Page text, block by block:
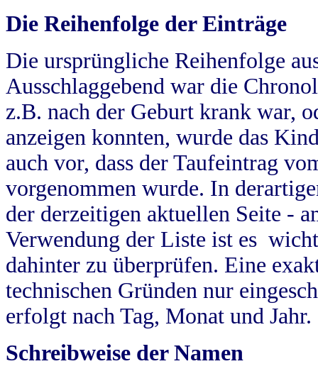
Die Reihenfolge der Einträge
Die ursprüngliche Reihenfolge
Ausschlaggebend war die
z.B. nach der Geburt krank war,
anzeigen konnten, wurde das
auch vor, dass der Taufeintrag
vorgenommen wurde. In
der derzeitigen aktuellen Seite -
Verwendung der Liste ist es
dahinter zu überprüfen. Eine
technischen Gründen nur
erfolgt nach Tag, Monat und Jahr.
Schreibweise der Namen